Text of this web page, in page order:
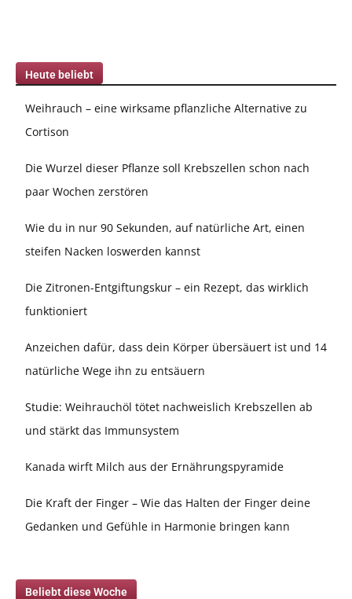
Heute beliebt
Weihrauch – eine wirksame pflanzliche Alternative zu
Cortison
Die Wurzel dieser Pflanze soll Krebszellen schon nach
paar Wochen zerstören
Wie du in nur 90 Sekunden, auf natürliche Art, einen
steifen Nacken loswerden kannst
Die Zitronen-Entgiftungskur – ein Rezept, das wirklich
funktioniert
Anzeichen dafür, dass dein Körper übersäuert ist und 14
natürliche Wege ihn zu entsäuern
Studie: Weihrauchöl tötet nachweislich Krebszellen ab
und stärkt das Immunsystem
Kanada wirft Milch aus der Ernährungspyramide
Die Kraft der Finger – Wie das Halten der Finger deine
Gedanken und Gefühle in Harmonie bringen kann
Beliebt diese Woche